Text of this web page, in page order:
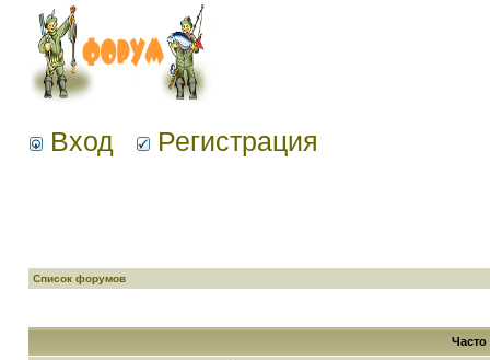
Вход Регистрация
Список форумов